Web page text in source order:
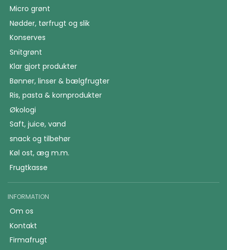
Micro grønt
Nødder, tørfrugt og slik
Konserves
Snitgrønt
Klar gjort produkter
Bønner, linser & bælgfrugter
Ris, pasta & kornprodukter
Økologi
Saft, juice, vand
snack og tilbehør
Køl ost, æg m.m.
Frugtkasse
INFORMATION
Om os
Kontakt
Firmafrugt